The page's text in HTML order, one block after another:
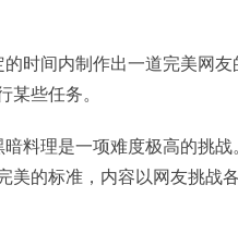
时间内制作出一道完美网友
些任务。
料理是一项难度极高的挑战
美的标准，内容以网友挑战